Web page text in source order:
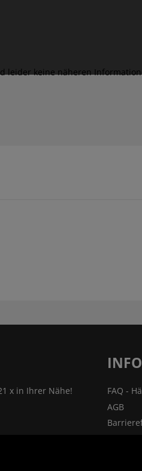
leider keine näheren
x in Ihrer Nähe!
INFO
FAQ -
AGB